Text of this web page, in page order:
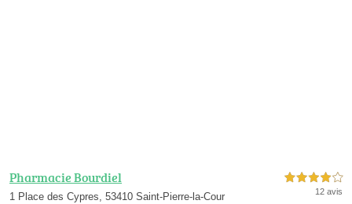
Pharmacie Bourdiel
1 Place des Cypres, 53410 Saint-Pierre-la-Cour
4,0 étoiles sur 5
12 avis